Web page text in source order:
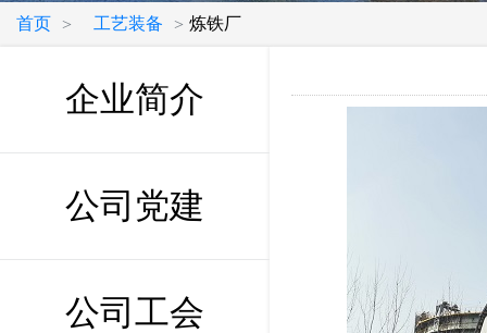
首页 > 工艺装备 > 炼铁厂
企业简介
公司党建
公司工会